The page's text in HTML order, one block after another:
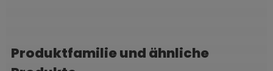
Produktgalerie überspringen
Produktfamilie und ähnliche